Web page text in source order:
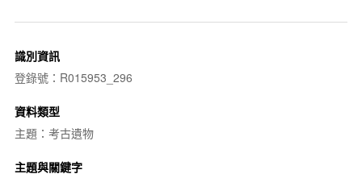
識別資訊
登錄號：R015953_296
資料類型
主題：考古遺物
主題與關鍵字